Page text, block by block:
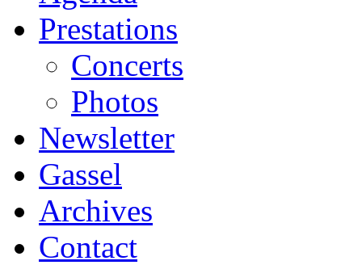
Prestations
Concerts
Photos
Newsletter
Gassel
Archives
Contact